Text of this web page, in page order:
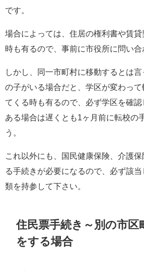
です。
場合によっては、住居の権利書や賃
時も有るので、事前に市役所に問い合
しかし、同一市町村に移動するとは
の子がいる場合だと、学区が変わっ
てくる時も有るので、必ず学区を確
ある場合は遅くとも1ヶ月前に転校の
う。
これ以外にも、国民健康保険、介護
る手続きが必要になるので、必ず該
類を持参して下さい。
住民票手続き～別の市区
をする場合